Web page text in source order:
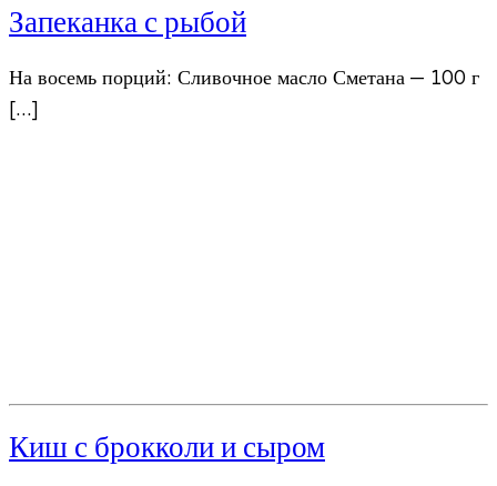
Запеканка с рыбой
На восемь порций: Сливочное масло Сметана — 100 г
[…]
Киш с брокколи и сыром